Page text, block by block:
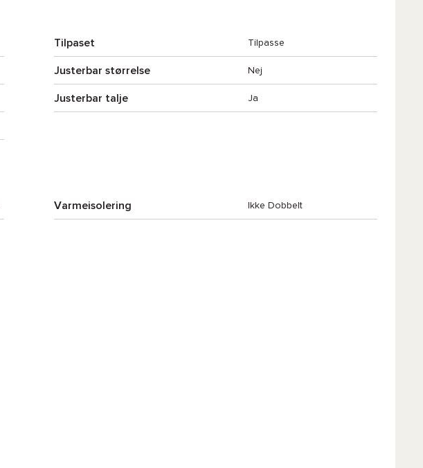
Tilpaset Tilpasse
Justerbar størrelse Nej
Justerbar talje Ja
Varmeisolering Ikke Dobbelt